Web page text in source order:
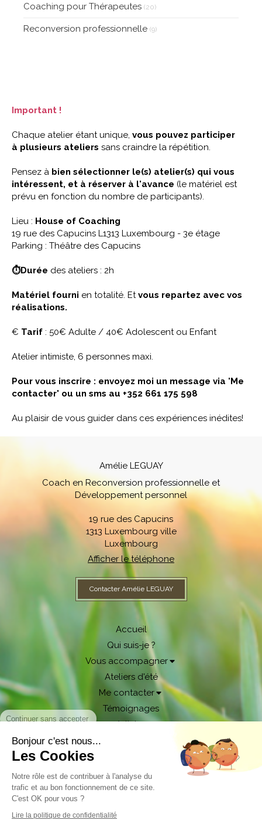
Coaching pour Thérapeutes (20)
Reconversion professionnelle (9)
Important !
Chaque atelier étant unique, vous pouvez participer
à plusieurs ateliers sans craindre la répétition.
Pensez à bien sélectionner le(s) atelier(s) qui vous
intéressent, et à réserver à l'avance (le matériel est
prévu en fonction du nombre de participants).
Lieu : House of Coaching
19 rue des Capucins L1313 Luxembourg - 3e étage
Parking : Théâtre des Capucins
⏱Durée des ateliers : 2h
Matériel fourni en totalité. Etvous repartez avec vos
réalisations.
€ Tarif : 50€ Adulte / 40€ Adolescent ou Enfant
Atelier intimiste, 6 personnes maxi.
Pour vous inscrire : envoyez moi un message via 'Me
contacter' ou un sms au +352 661 175 598
Au plaisir de vous guider dans ces expériences inédites!
Amélie LEGUAY
Coach en Reconversion professionnelle et
Développement personnel
19 rue des Capucins
1313 Luxembourg ville
Luxembourg
Afficher le téléphone
Contacter Amélie LEGUAY
Accueil
Qui suis-je ?
Vous accompagner
Ateliers d'été
Me contacter
Témoignages
Articles
Création et référencement du site par Simplébo
Site partenaire deInstitut Cassiopée
Continuer sans accepter
Bonjour c'est nous...
Les Cookies
Notre rôle est de contribuer à l'analyse du
trafic et au bon fonctionnement de ce site.
C'est OK pour vous ?
Lire la politique de confidentialité